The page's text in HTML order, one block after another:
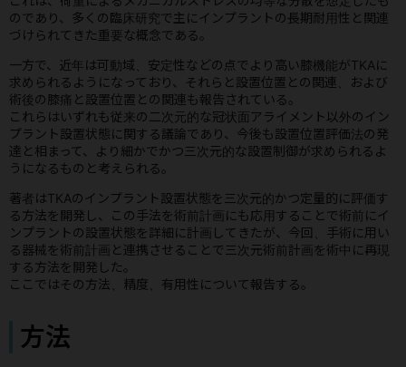
のであり、多くの臨床研究で主にインプラントの長期耐用性と関連
づけられてきた重要な概念である。
一方で、近年は可動域、安定性などの点でより高い膝機能がTKAに
求められるようになっており、それらと設置位置との関連、および
術後の膝痛と設置位置との関連も報告されている。
これらはいずれも従来の二次元的な冠状面アライメント以外のイン
プラント設置状態に関する議論であり、今後も設置位置評価法の発
達と相まって、より細かでかつ三次元的な設置制御が求められるよ
うになるものと考えられる。
著者はTKAのインプラント設置状態を三次元的かつ定量的に評価す
る方法を開発し、この手法を術前計画にも応用することで術前にイ
ンプラントの設置状態を詳細に計画してきたが、今回、手術に用い
る器械を術前計画と連携させることで三次元術前計画を術中に再現
する方法を開発した。
ここではその方法、精度、有用性について報告する。
方法